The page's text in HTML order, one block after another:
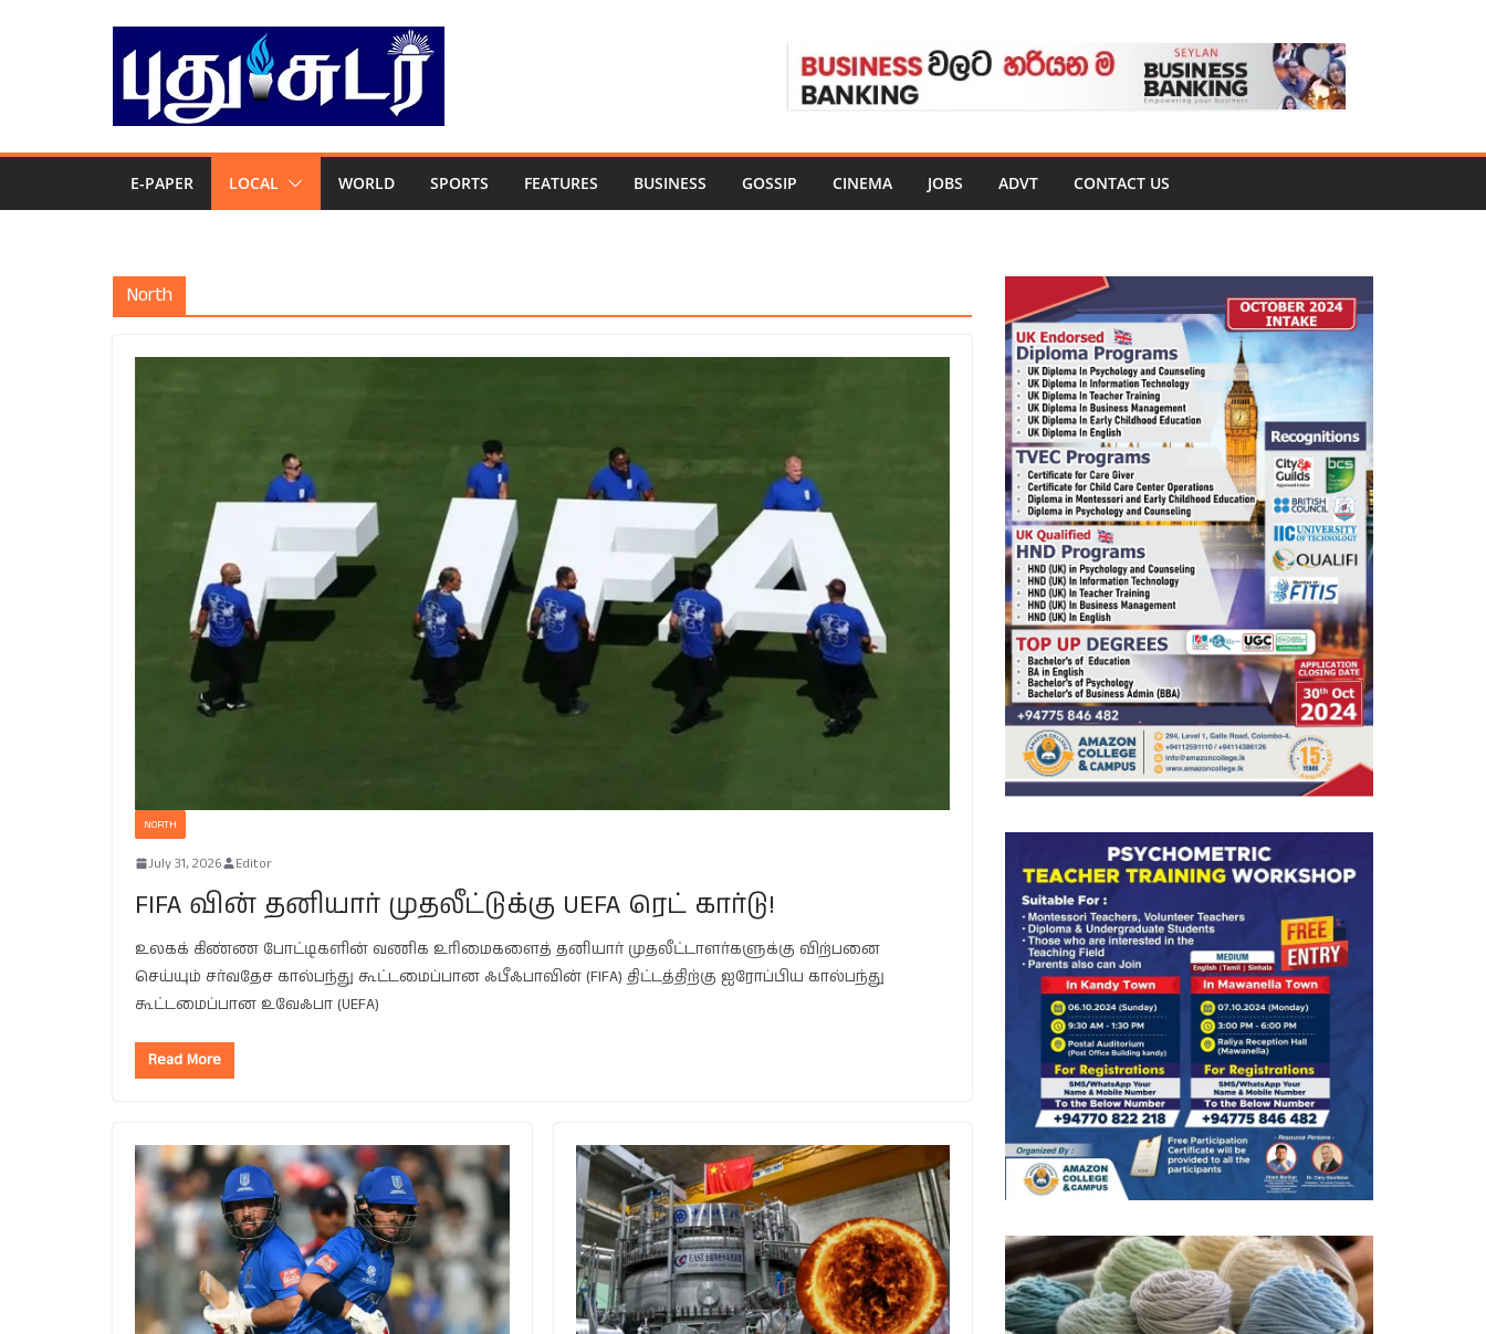
E-PAPER LOCAL WORLD SPORTS FEATURES BUSINESS GOSSIP CINEMA JOBS ADVT CONTACT US
North
NORTH
July 31, 2026 Editor
FIFA வின் தனியார் முதலீட்டுக்கு UEFA ரெட் கார்டு!
உலகக் கிண்ண போட்டிகளின் வணிக உரிமைகளைத் தனியார் முதலீட்டாளர்களுக்கு விற்பனை
செய்யும் சர்வதேச கால்பந்து கூட்டமைப்பான ஃபீஃபாவின் (FIFA) திட்டத்திற்கு ஐரோப்பிய கால்பந்து
கூட்டமைப்பான உவேஃபா (UEFA)
Read More